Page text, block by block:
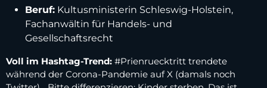
Beruf: Kultusministerin Schleswig-Holstein,
Fachanwältin für Handels- und
Gesellschaftsrecht
Voll im Hashtag-Trend: #Prienruecktritt trendete
während der Corona-Pandemie auf X (damals noch